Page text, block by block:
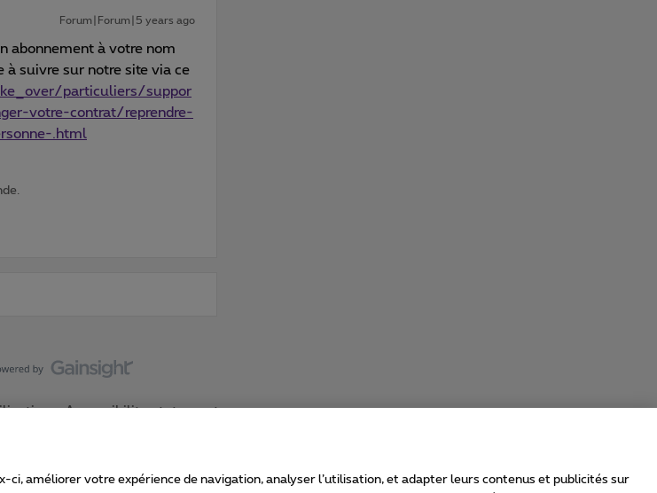
Forum|Forum|5 years ago
abonnement à votre nom
à suivre sur notre site via ce
particuliers/suppor
votre-contrat/reprendre-
.html
Accessibility statement
améliorer votre expérience de navigation, analyser l’utilisation, et adapter leurs contenus et publicités sur